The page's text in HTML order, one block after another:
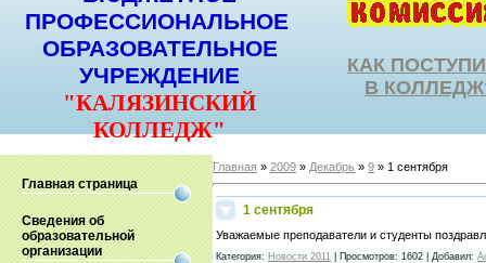
ПРОФЕССИОНАЛЬНОЕ
ОБРАЗОВАТЕЛЬНОЕ
УЧРЕЖДЕНИЕ
"КАЛЯЗИНСКИЙ
КОЛЛЕДЖ"
КАК
В
Главная страница
Сведения об
образовательной
организации
Главная » 2009 » Декабрь » 9 » 1 сентября
1 сентября
Уважаемые преподаватели и студенты
Категория: Новости 2011 Просмотров: 1602 Добавил: